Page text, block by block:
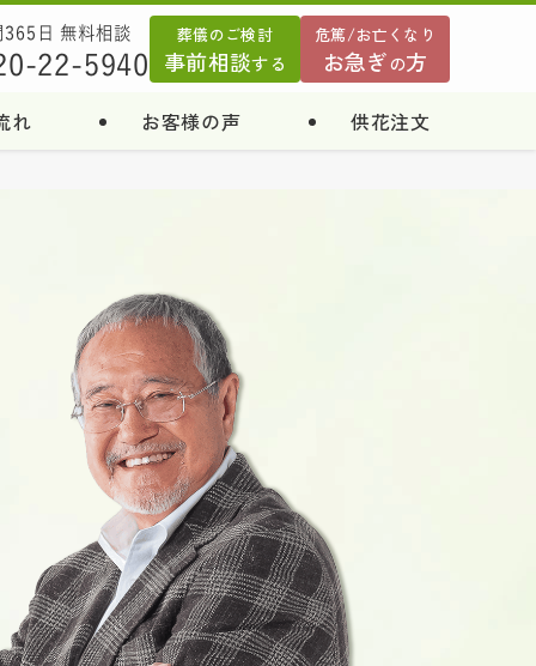
れ お客様の声 供花注文
365日 無料相談
22-5940
葬儀のご検討
事前相談する
危篤/お亡くなり
お急ぎの方